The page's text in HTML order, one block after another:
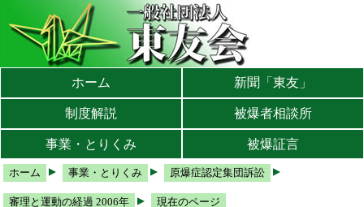
メインメニューへ
サブメニューへ
現在地ナビ（パンくずリスト）へ
ホーム 新聞「東友」
制度解説 被爆者相談所
事業・とりくみ 被爆証言
ホーム 事業・とりくみ 原爆症認定集団訴訟
審理と運動の経過 2006年 現在のページ